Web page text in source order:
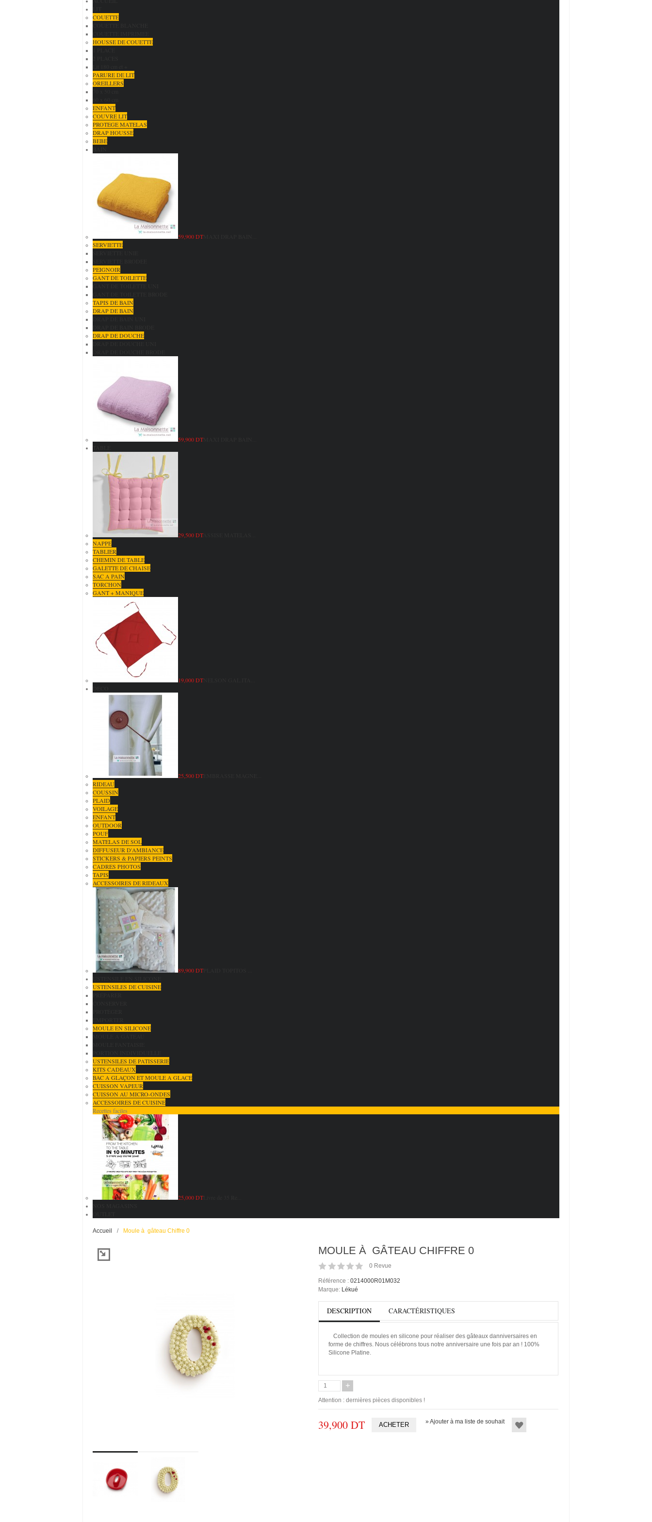
COUETTE
HOUSSE DE COUETTE
PARURE DE LIT
OREILLERS
ENFANT
COUVRE LIT
PROTEGE MATELAS
DRAP HOUSSE
BEBE
59,900 DT
SERVIETTE
PEIGNOIR
GANT DE TOILETTE
TAPIS DE BAIN
DRAP DE BAIN
DRAP DE DOUCHE
59,900 DT
29,500 DTASSISE MATELAS...
NAPPE
TABLIER
CHEMIN DE TABLE
GALETTE DE CHAISE
SAC A PAIN
TORCHON
GANT + MANIQUE
19,000 DT
25,500 DT
RIDEAU
COUSSIN
PLAID
VOILAGE
ENFANT
OUTDOOR
POUF
MATELAS DE SOL
DIFFUSEUR D'AMBIANCE
STICKERS & PAPIERS PEINTS
CADRES PHOTOS
TAPIS
ACCESSOIRES DE RIDEAUX
89,900 DT
USTENSILES DE CUISINE
MOULE EN SILICONE
USTENSILES DE PATISSERIE
KITS CADEAUX
BAC A GLAÇON ET MOULE A GLACE
CUISSON VAPEUR
CUISSON AU MICRO-ONDES
ACCESSOIRES DE CUISINE
Recettes faciles
25,000 DT
Accueil / Moule à gâteau Chiffre 0
MOULE À GÂTEAU CHIFFRE 0
0 Revue
Référence : 0214000R01M032
Marque: Lékué
DESCRIPTION CARACTÉRISTIQUES
Collection de moules en silicone pour réaliser des gâteaux danniversaires en
forme de chiffres. Nous célébrons tous notre anniversaire une fois par an ! 100%
Silicone Platine.
+
Attention : dernières pièces disponibles !
39,900 DT » Ajouter à ma liste de souhait